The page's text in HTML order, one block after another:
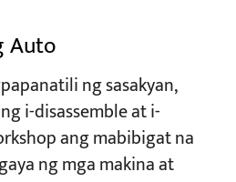
Auto
ng sasakyan,
i-disassemble at i-
ang mabibigat na
ng mga makina at